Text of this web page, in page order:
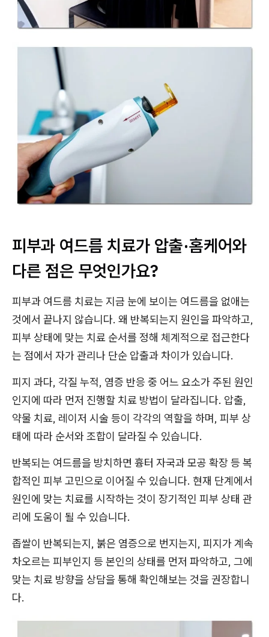
피부과 여드름 치료가 압출·홈케어와
다른 점은 무엇인가요?
피부과 여드름 치료는 지금 눈에 보이는 여드름을 없애는
것에서 끝나지 않습니다. 왜 반복되는지 원인을 파악하고,
피부 상태에 맞는 치료 순서를 정해 체계적으로 접근한다
는 점에서 자가 관리나 단순 압출과 차이가 있습니다.
피지 과다, 각질 누적, 염증 반응 중 어느 요소가 주된 원인
인지에 따라 먼저 진행할 치료 방법이 달라집니다. 압출,
약물 치료, 레이저 시술 등이 각각의 역할을 하며, 피부 상
태에 따라 순서와 조합이 달라질 수 있습니다.
반복되는 여드름을 방치하면 흉터 자국과 모공 확장 등 복
합적인 피부 고민으로 이어질 수 있습니다. 현재 단계에서
원인에 맞는 치료를 시작하는 것이 장기적인 피부 상태 관
리에 도움이 될 수 있습니다.
좁쌀이 반복되는지, 붉은 염증으로 번지는지, 피지가 계속
차오르는 피부인지 등 본인의 상태를 먼저 파악하고, 그에
맞는 치료 방향을 상담을 통해 확인해보는 것을 권장합니
다.